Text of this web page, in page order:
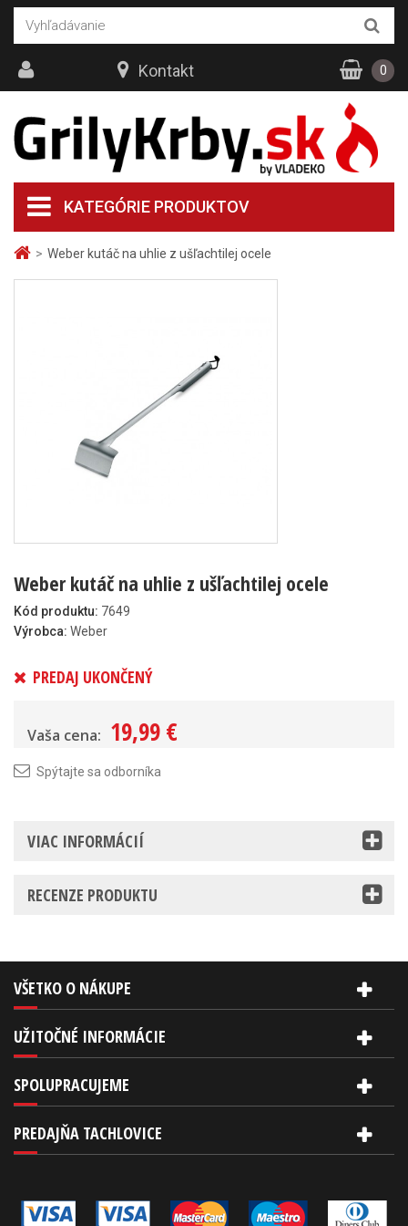
> Weber kutáč na uhlie z ušľachtilej ocele
Weber kutáč na uhlie z ušľachtilej ocele
Kód produktu: 7649
Výrobca: Weber
PREDAJ UKONČENÝ
Vaša cena: 19,99 €
Spýtajte sa odborníka
VIAC INFORMÁCIÍ
RECENZE PRODUKTU
KATEGÓRIE PRODUKTOV
Kontakt 0
VŠETKO O NÁKUPE
UŽITOČNÉ INFORMÁCIE
SPOLUPRACUJEME
PREDAJŇA TACHLOVICE